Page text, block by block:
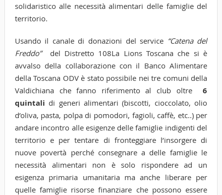
solidaristico alle necessità alimentari delle famiglie del
territorio.
Usando il canale di donazioni del service “Catena del
Freddo”del Distretto 108La Lions Toscana che si è
avvalso della collaborazione con il Banco Alimentare
della Toscana ODV è stato possibile nei tre comuni della
Valdichiana che fanno riferimento al club oltre6
quintali di generi alimentari (biscotti, cioccolato, olio
d’oliva, pasta, polpa di pomodori, fagioli, caffè, etc..) per
andare incontro alle esigenze delle famiglie indigenti del
territorio e per tentare di fronteggiare l’insorgere di
nuove povertà perché consegnare a delle famiglie le
necessità alimentari non è solo rispondere ad un
esigenza primaria umanitaria ma anche liberare per
quelle famiglie risorse finanziare che possono essere